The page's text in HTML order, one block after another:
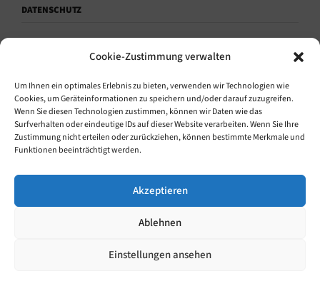
Cookie-Zustimmung verwalten
Um Ihnen ein optimales Erlebnis zu bieten, verwenden wir Technologien wie
Cookies, um Geräteinformationen zu speichern und/oder darauf zuzugreifen.
Wenn Sie diesen Technologien zustimmen, können wir Daten wie das
Surfverhalten oder eindeutige IDs auf dieser Website verarbeiten. Wenn Sie Ihre
Zustimmung nicht erteilen oder zurückziehen, können bestimmte Merkmale und
Funktionen beeinträchtigt werden.
Akzeptieren
Ablehnen
Einstellungen ansehen
DATENSCHUTZ
KONTAKTAUFNAHME.
Sprechen.
+49 (0) 171 1864628
Schreiben.
info@baumanns-medienkonzepte.de